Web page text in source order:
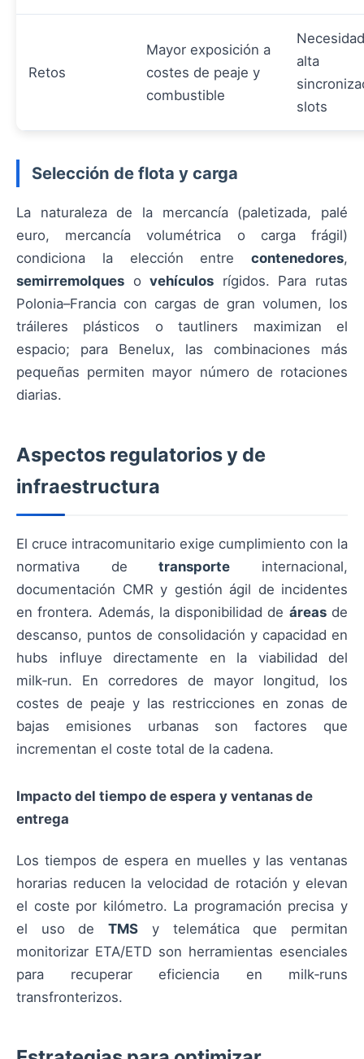
Retos
Mayor exposición a
costes de peaje y
combustible
alta
slots
Selección de flota y carga
La naturaleza de la mercancía (paletizada, palé
euro, mercancía volumétrica o carga frágil)
condiciona la elección entre contenedores,
semirremolques ovehículos rígidos. Para rutas
Polonia–Francia con cargas de gran volumen, los
tráileres plásticos o tautliners maximizan el
espacio; para Benelux, las combinaciones más
pequeñas permiten mayor número de rotaciones
diarias.
Aspectos regulatorios y de
infraestructura
El cruce intracomunitario exige cumplimiento con la
normativa detransporte internacional,
documentación CMR y gestión ágil de incidentes
en frontera. Además, la disponibilidad de áreasde
descanso, puntos de consolidación y capacidad en
hubs influye directamente en la viabilidad del
milk‑run. En corredores de mayor longitud, los
costes de peaje y las restricciones en zonas de
bajas emisiones urbanas son factores que
incrementan el coste total de la cadena.
Impacto del tiempo de espera y ventanas de
entrega
Los tiempos de espera en muelles y las ventanas
horarias reducen la velocidad de rotación y elevan
el coste por kilómetro. La programación precisa y
el uso deTMS y telemática que permitan
monitorizar ETA/ETD son herramientas esenciales
para recuperar eficiencia en milk‑runs
transfronterizos.